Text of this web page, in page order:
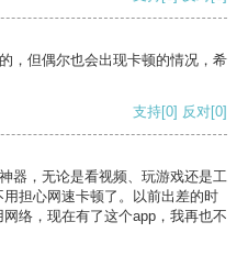
，但偶尔也会出现卡顿的情况，希
支持[0] 反对[0]
器，无论是看视频、玩游戏还是工
担心网速卡顿了。以前出差的时
络，现在有了这个app，我再也不